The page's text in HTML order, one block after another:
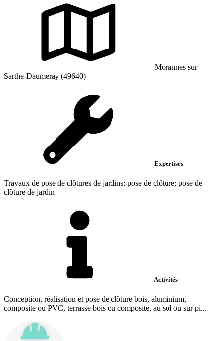
Morannes sur
Sarthe-Daumeray (49640)
Expertises
Travaux de pose de clôtures de jardins; pose de clôture; pose de
clôture de jardin
Activités
Conception, réalisation et pose de clôture bois, aluminium,
composite ou PVC, terrasse bois ou composite, au sol ou sur pi...